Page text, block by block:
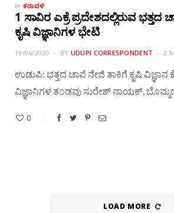
In ಕರಾವಳಿ
1 ಸಾವಿರ ಎಕ್ರೆ ಪ್ರದೇಶದಲ್ಲಿರುವ ಭತ್ತದ
ಕೃಷಿ ವಿಜ್ಞಾನಿಗಳ ಭೇಟಿ
19/06/2020 BY UDUPI CORRESPONDENT 2
ಉಡುಪಿ: ಭತ್ತದ ಚಾಪೆ ನೇಜಿ ತಾಕಿಗೆ ಕೃಷಿ ವಿಜ್ಞಾನ
ವಿಜ್ಞಾನಿಗಳ ತಂಡವು ಸುರೇಶ್ ನಾಯಕ್,
0
LOAD MORE